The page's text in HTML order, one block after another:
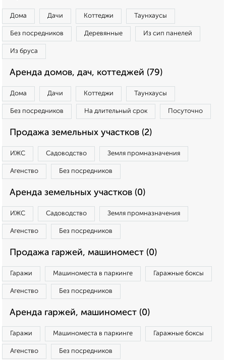
Дома Дачи Коттеджи Таунхаусы
Без посредников Деревянные Из сип панелей
Из бруса
Аренда домов, дач, коттеджей (79)
Дома Дачи Коттеджи Таунхаусы
Без посредников На длительный срок Посуточно
Продажа земельных участков (2)
ИЖС Садоводство Земля промназначения
Агенство Без посредников
Аренда земельных участков (0)
ИЖС Садоводство Земля промназначения
Агенство Без посредников
Продажа гаржей, машиномест (0)
Гаражи Машиноместа в паркинге Гаражные боксы
Агенство Без посредников
Аренда гаржей, машиномест (0)
Гаражи Машиноместа в паркинге Гаражные боксы
Агенство Без посредников